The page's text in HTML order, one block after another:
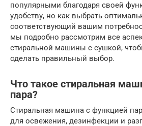
популярными благодаря своей
удобству, но как выбрать
соответствующий вашим
мы подробно рассмотрим все
стиральной машины с сушкой,
сделать правильный выбор.
Что такое стиральная
пара?
Стиральная машина с функцией
для освежения, дезинфекции и